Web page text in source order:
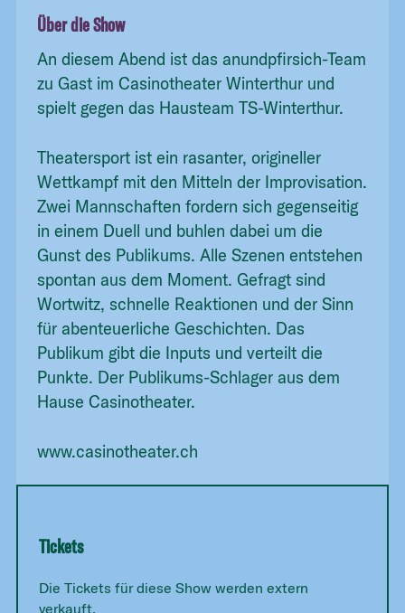
Über die Show
An diesem Abend ist das anundpfirsich-Team
zu Gast im Casinotheater Winterthur und
spielt gegen das Hausteam TS-Winterthur.
Theatersport ist ein rasanter, origineller
Wettkampf mit den Mitteln der Improvisation.
Zwei Mannschaften fordern sich gegenseitig
in einem Duell und buhlen dabei um die
Gunst des Publikums. Alle Szenen entstehen
spontan aus dem Moment. Gefragt sind
Wortwitz, schnelle Reaktionen und der Sinn
für abenteuerliche Geschichten. Das
Publikum gibt die Inputs und verteilt die
Punkte. Der Publikums-Schlager aus dem
Hause Casinotheater.
www.casinotheater.ch
Tickets
Die Tickets für diese Show werden extern
verkauft.